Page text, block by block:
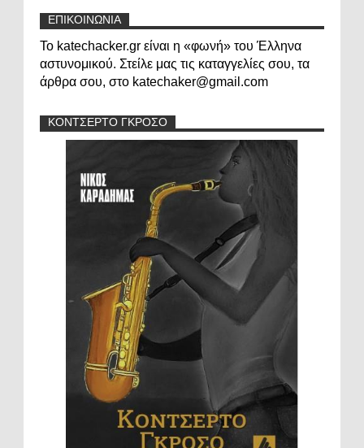
ΕΠΙΚΟΙΝΩΝΙΑ
Το katechacker.gr είναι η «φωνή» του Έλληνα
αστυνομικού. Στείλε μας τις καταγγελίες σου, τα
άρθρα σου, στο katechaker@gmail.com
ΚΟΝΤΣΕΡΤΟ ΓΚΡΟΣΟ